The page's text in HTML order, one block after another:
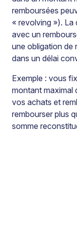
remboursées
« revolving »). La
avec un
une obligation de
dans un délai
Exemple : vous
montant maximal
vos achats et
rembourser plus
somme